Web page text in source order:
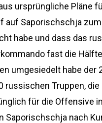
ursprüngliche Pläne
auf Saporischschja
habe und dass das
fast die
umgesiedelt habe der
russischen Truppen, die
für die Offensive
Saporischschja nach